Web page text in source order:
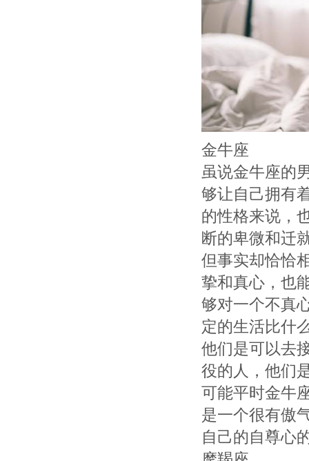
金牛座
虽说金牛座的
够让自己拥有
的性格来说，
断的卑微和迁
但事实却恰恰
挚和真心，也
够对一个不真
定的生活比什
他们是可以去
役的人，他们
可能平时金牛
是一个很有傲
自己的自尊心